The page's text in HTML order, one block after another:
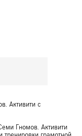
Активити с
Гномов. Активити